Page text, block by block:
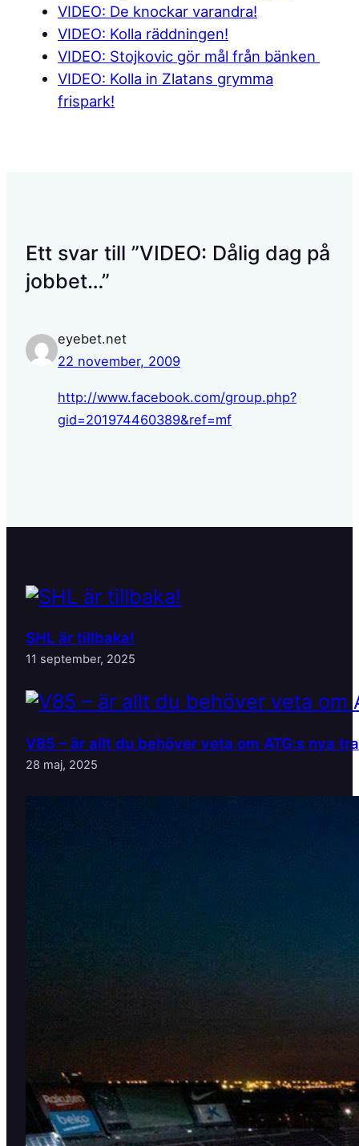
VIDEO: De knockar varandra!
VIDEO: Kolla räddningen!
VIDEO: Stojkovic gör mål från bänken
VIDEO: Kolla in Zlatans grymma
frispark!
Ett svar till ”VIDEO: Dålig dag på
jobbet…”
eyebet.net
22 november, 2009
http://www.facebook.com/group.php?
gid=201974460389&ref=mf
SHL är tillbaka!
11 september, 2025
V85 – är allt du behöver veta om ATG:s nya
28 maj, 2025